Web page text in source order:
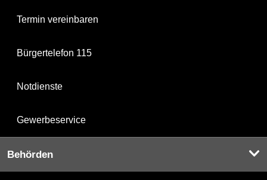
Termin vereinbaren
Bürgertelefon 115
Notdienste
Gewerbeservice
Behörden